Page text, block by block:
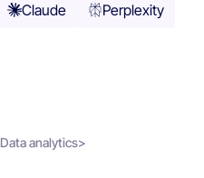
Claude
Perplexity
Data analytics>